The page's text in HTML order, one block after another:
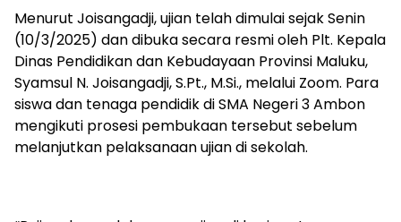
Menurut Joisangadji, ujian telah dimulai sejak Senin
(10/3/2025) dan dibuka secara resmi oleh Plt. Kepala
Dinas Pendidikan dan Kebudayaan Provinsi Maluku,
Syamsul N. Joisangadji, S.Pt., M.Si., melalui Zoom. Para
siswa dan tenaga pendidik di SMA Negeri 3 Ambon
mengikuti prosesi pembukaan tersebut sebelum
melanjutkan pelaksanaan ujian di sekolah.